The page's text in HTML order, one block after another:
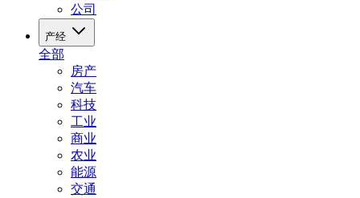
公司
产经
全部
房产
汽车
科技
工业
商业
农业
能源
交通